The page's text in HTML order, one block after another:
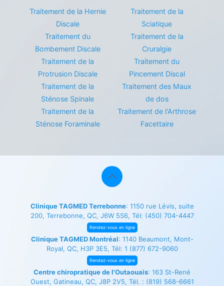
Traitement de la Hernie
Discale
Traitement du
Bombement Discale
Traitement de la
Protrusion Discale
Traitement de la
Sténose Spinale
Traitement de la
Sténose Foraminale
Traitement de la
Sciatique
Traitement de la
Cruralgie
Traitement du
Pincement Discal
Traitement des Maux
de dos
Traitement de l'Arthrose
Facettaire
Clinique TAGMED Terrebonne: 1150 rue Lévis, suite
200, Terrebonne, QC, J6W 5S6, Tél: (450) 704-4447
Rendez-vous en ligne
Clinique TAGMED Montréal: 1140 Beaumont, Mont-
Royal, QC, H3P 3E5, Tél: 1 (877) 672-9060
Rendez-vous en ligne
Centre chiropratique de l'Outaouais: 163 St-René
Ouest, Gatineau, QC, J8P 2V5, Tél. : (819) 568-6661